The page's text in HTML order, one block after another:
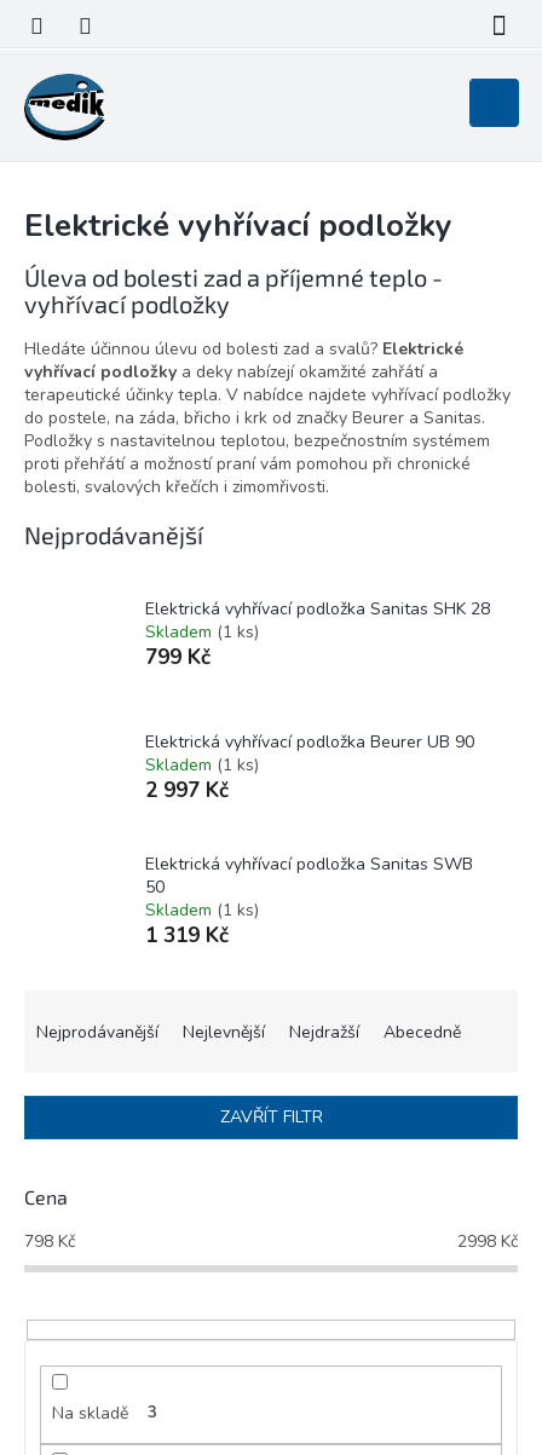
obsah
košík
Elektrické vyhřívací podložky
Úleva od bolesti zad a příjemné teplo -
vyhřívací podložky
Hledáte účinnou úlevu od bolesti zad a svalů? Elektrické
vyhřívací podložky a deky nabízejí okamžité zahřátí a
terapeutické účinky tepla. V nabídce najdete vyhřívací podložky
do postele, na záda, břicho i krk od značky Beurer a Sanitas.
Podložky s nastavitelnou teplotou, bezpečnostním systémem
proti přehřátí a možností praní vám pomohou při chronické
bolesti, svalových křečích i zimomřivosti.
Nejprodávanější
Elektrická vyhřívací podložka Sanitas SHK 28
Skladem (1 ks)
799 Kč
Elektrická vyhřívací podložka Beurer UB 90
Skladem (1 ks)
2 997 Kč
Elektrická vyhřívací podložka Sanitas SWB
50
Skladem (1 ks)
1 319 Kč
í
r
o
d
u
t
ů
Nejprodávanější Nejlevnější Nejdražší Abecedně
ZAVŘÍT FILTR
Cena
798 Kč 2998 Kč
Na skladě 3